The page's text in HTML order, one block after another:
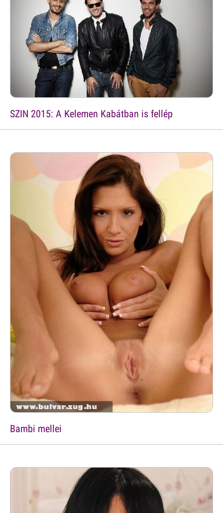
SZIN 2015: A Kelemen Kabátban is fellép
Bambi mellei